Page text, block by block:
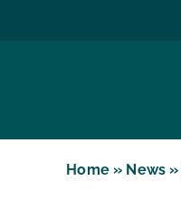
Home» News »